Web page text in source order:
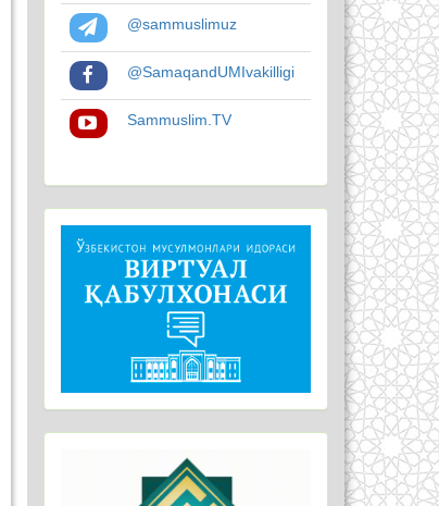
@sammuslimuz
@SamaqandUMIvakilligi
Sammuslim.TV